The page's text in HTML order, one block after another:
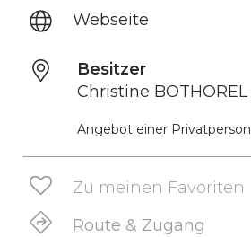
Webseite
Besitzer
Christine BOTHOREL
Angebot einer Privatperson
Zu meinen Favoriten
Route & Zugang